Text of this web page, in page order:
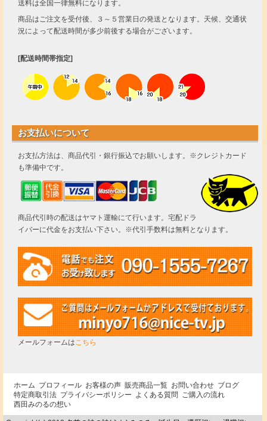
送料は全国一律無料になります。
商品はご注文を受付後、３～５営業日の発送となります。天候、交通状
況によって配送時間が多少前後する場合がございます。
[配送時間帯指定]
お支払いについて
お支払方法は、商品代引・銀行振込でお願いします。※クレジトカード
も準備中です。
商品代引時の配送はヤマト運輸にて行います。宅配ドラ
イバーに代金をお支払い下さい。※代引手数料は無料となります。
メールフォームはこちら
ホーム プロフィール お客様の声 販売商品一覧 お問い合わせ ブログ
特定商取引法 プライバシーポリシー よくある質問
ご購入の流れ
西田みのるの想い